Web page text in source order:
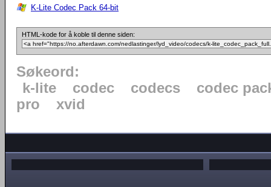
K-Lite Codec Pack 64-bit
HTML-kode for å koble til denne siden:
Søkeord:
k-lite
codec codecs
codec
pro
xvid